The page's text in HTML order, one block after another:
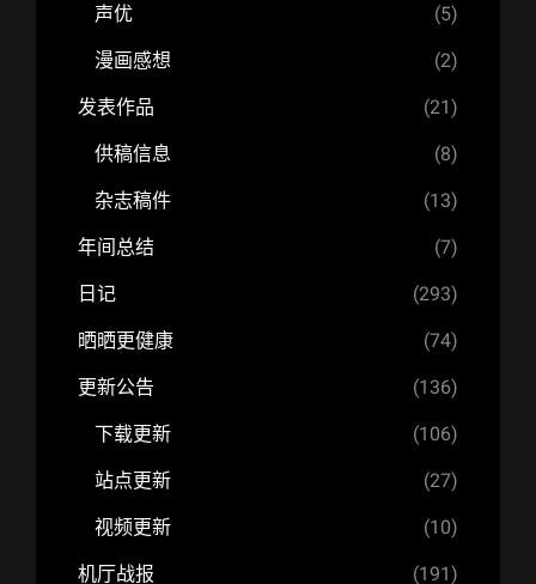
声优 (5)
漫画感想 (2)
发表作品 (21)
供稿信息 (8)
杂志稿件 (13)
年间总结 (7)
日记 (293)
晒晒更健康 (74)
更新公告 (136)
下载更新 (106)
站点更新 (27)
视频更新 (10)
机厅战报 (191)